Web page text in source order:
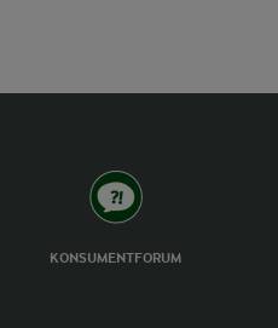
KONSUMENTFORUM